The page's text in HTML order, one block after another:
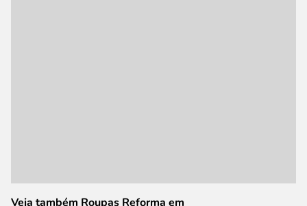
Veja também Roupas Reforma em